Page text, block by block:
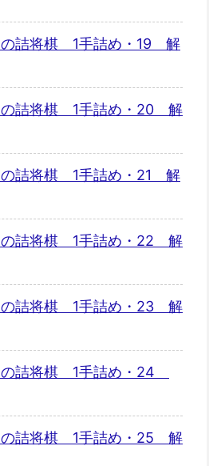
の詰将棋 1手詰め・19 解
の詰将棋 1手詰め・20 解
の詰将棋 1手詰め・21 解
の詰将棋 1手詰め・22 解
の詰将棋 1手詰め・23 解
の詰将棋 1手詰め・24
の詰将棋 1手詰め・25 解